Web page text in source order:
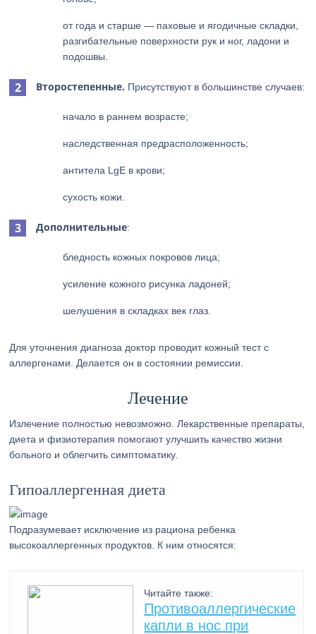
от года и старше — паховые и ягодичные складки,
разгибательные поверхности рук и ног, ладони и
подошвы.
Второстепенные. Присутствуют в большинстве случаев:
начало в раннем возрасте;
наследственная предрасположенность;
антитела LgE в крови;
сухость кожи.
Дополнительные:
бледность кожных покровов лица;
усиление кожного рисунка ладоней;
шелушения в складках век глаз.
Для уточнения диагноза доктор проводит кожный тест с
аллергенами. Делается он в состоянии ремиссии.
Лечение
Излечение полностью невозможно. Лекарственные препараты,
диета и физиотерапия помогают улучшить качество жизни
больного и облегчить симптоматику.
Гипоаллергенная диета
Подразумевает исключение из рациона ребенка
высокоаллергенных продуктов. К ним относятся:
Читайте также:
Противоаллергические
капли в нос при